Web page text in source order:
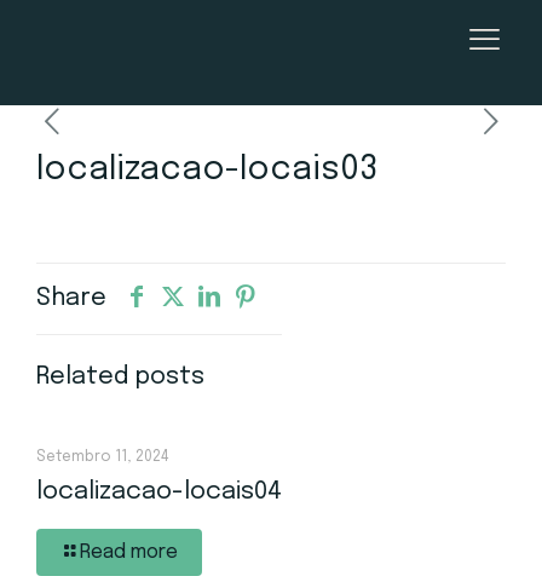
localizacao-locais03
Share
Related posts
Setembro 11, 2024
localizacao-locais04
Read more